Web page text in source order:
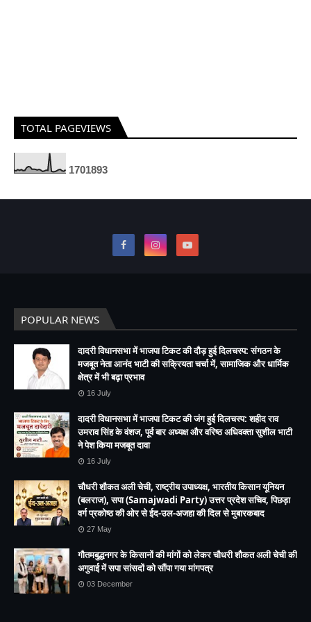
TOTAL PAGEVIEWS
1701893
POPULAR NEWS
दादरी विधानसभा में भाजपा टिकट की दौड़ हुई दिलचस्प: संगठन के
मजबूत नेता आनंद भाटी की सक्रियता चर्चा में, सामाजिक और धार्मिक
क्षेत्र में भी बढ़ा प्रभाव
16 July
दादरी विधानसभा में भाजपा टिकट की जंग हुई दिलचस्प: शहीद राव
उमराव सिंह के वंशज, पूर्व बार अध्यक्ष और वरिष्ठ अधिवक्ता सुशील भाटी
ने पेश किया मजबूत दावा
16 July
चौधरी शौकत अली चेची, राष्ट्रीय उपाध्यक्ष, भारतीय किसान यूनियन
(बलराज), सपा (Samajwadi Party) उत्तर प्रदेश सचिव, पिछड़ा
वर्ग प्रकोष्ठ की ओर से ईद-उल-अजहा की दिल से मुबारकबाद
27 May
गौतमबुद्धनगर के किसानों की मांगों को लेकर चौधरी शौकत अली चेची की
अगुवाई में सपा सांसदों को सौंपा गया मांगपत्र
03 December